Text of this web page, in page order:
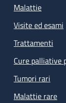
Malattie
Visite ed esami
Trattamenti
Cure palliative
Tumori rari
Malattie rare